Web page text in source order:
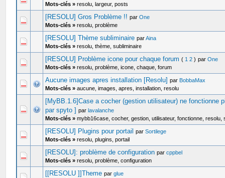
Mots-clés »resolu, largeur, posts
[RESOLU] Gros Problème !! parOne
Mots-clés »resolu, problème
[RESOLU] Thème subliminaire parAina
Mots-clés »resolu, thème, subliminaire
[RESOLU] Problème icone pour chaque forum ( 1 2 ) parOne
Mots-clés »resolu, problème, icone, chaque, forum
Aucune images apres installation [Resolu] par BobbaMax
Mots-clés »aucune, images, apres, installation, resolu
[MyBB.1.6]Case a cocher (gestion utilisateur) ne fonctionne
par spyto ] parlavalanche
Mots-clés »mybb16case, cocher, gestion, utilisateur, fonctionne, resolu,
[RESOLU] Plugins pour portail parSortilege
Mots-clés »resolu, plugins, portail
[RESOLU]: problème de configuration parcppbel
Mots-clés »resolu, problème, configuration
[[RESOLU ]]Theme parglue